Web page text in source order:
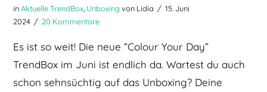
inAktuelle TrendBox Unboxing von Lidia
15. Juni
2024
20 Kommentare
Es ist so weit! Die neue “Colour Your Day”
TrendBox im Juni ist endlich da. Wartest du auch
schon sehnsüchtig auf das Unboxing? Deine